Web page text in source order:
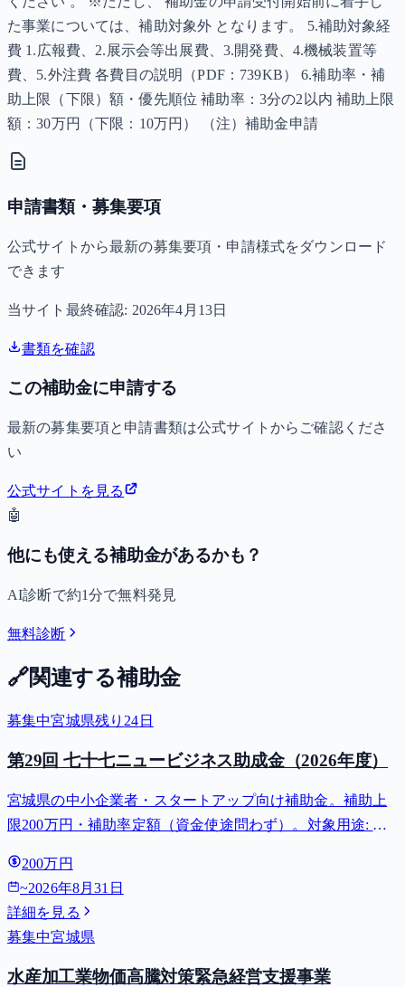
た事業については、補助対象外 となります。 5.補助対象経
費 1.広報費、2.展示会等出展費、3.開発費、4.機械装置等
費、5.外注費 各費目の説明（PDF：739KB） 6.補助率・補
助上限（下限）額・優先順位 補助率：3分の2以内 補助上限
額：30万円（下限：10万円） （注）補助金申請
申請書類・募集要項
公式サイトから最新の募集要項・申請様式をダウンロード
できます
当サイト最終確認: 2026年4月13日
書類を確認
この補助金に申請する
最新の募集要項と申請書類は公式サイトからご確認くださ
い
公式サイトを見る
🤖
他にも使える補助金があるかも？
AI診断で約1分で無料発見
無料診断
🔗関連する補助金
募集中宮城県残り24 日
第29回 七十七ニュービジネス助成金（2026年度）
宮城県の中小企業者・スタートアップ向け補助金。補助上
限200万円・補助率定額（資金使途問わず）。対象用途: 創
200万円
~2026年8月31日
詳細を見る
募集中宮城県
水産加工業物価高騰対策緊急経営支援事業